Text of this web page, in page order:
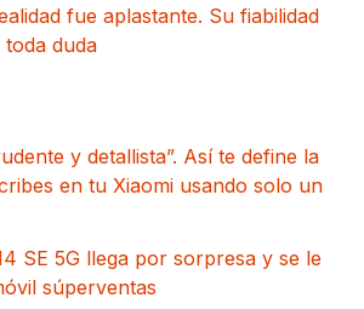
fue aplastante. Su fiabilidad
duda
y detallista”. Así te define la
en tu Xiaomi usando solo un
SE 5G llega por sorpresa y se le
súperventas